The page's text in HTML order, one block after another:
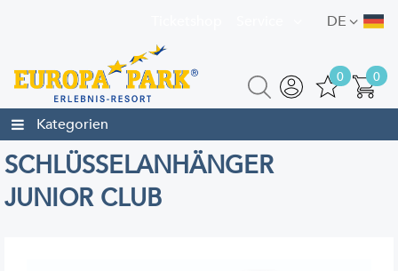
DE
0
0
Kategorien
SCHLÜSSELANHÄNGER
JUNIOR CLUB